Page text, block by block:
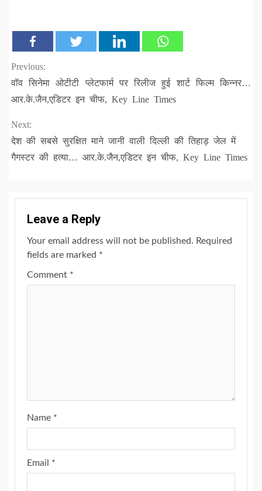
Continue
Reading
Previous:
वॉव सिनेमा ओटीटी प्लेटफार्म पर रिलीज हुई शार्ट फिल्म किन्नर…
आर.के.जैन,एडिटर इन चीफ, Key Line Times
Next:
देश की सबसे सुरक्षित माने जानी वाली दिल्ली की तिहाड़ जेल में
गैगस्टर की हत्या… आर.के.जैन,एडिटर इन चीफ, Key Line Times
Leave a Reply
Your email address will not be published. Required
fields are marked *
Comment *
Name *
Email *